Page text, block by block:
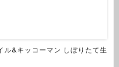
ル&キッコーマン しぼりたて生